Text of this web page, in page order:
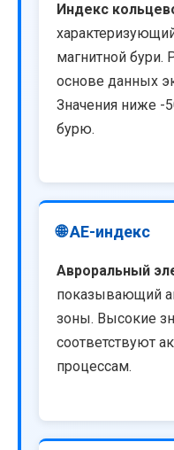
Индекс
магнитной бури.
основе данных
Значения ниже -
бурю.
🌐 AE-индекс
Авроральный
показывающий
зоны. Высокие
соответствуют
процессам.